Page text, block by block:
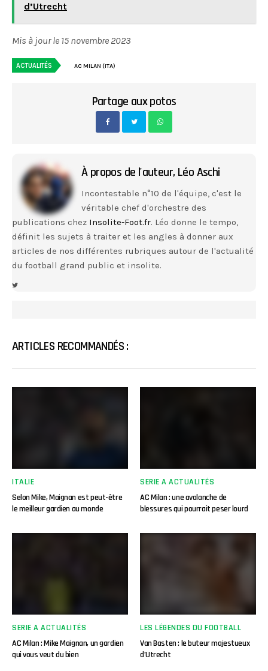
d’Utrecht
Mis à jour le 15 novembre 2023
ACTUALITÉS AC MILAN (ITA)
Partage aux potos
À propos de l'auteur, Léo Aschi
Incontestable n°10 de l'équipe, c'est le
véritable chef d'orchestre des
publications chez Insolite-Foot.fr. Léo donne le tempo,
définit les sujets à traiter et les angles à donner aux
articles de nos différentes rubriques autour de l'actualité
du football grand public et insolite.
ARTICLES RECOMMANDÉS :
ITALIE
Selon Mike, Maignan est peut-être
le meilleur gardien au monde
SERIE A ACTUALITÉS
AC Milan : une avalanche de
blessures qui pourrait peser lourd
SERIE A ACTUALITÉS
AC Milan : Mike Maignan, un gardien
qui vous veut du bien
LES LÉGENDES DU FOOTBALL
Van Basten : le buteur majestueux
d’Utrecht